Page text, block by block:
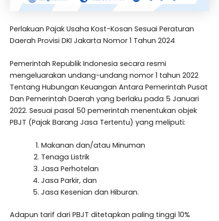
Perlakuan Pajak Usaha Kost-Kosan Sesuai Peraturan
Daerah Provisi DKI Jakarta Nomor 1 Tahun 2024
Pemerintah Republik Indonesia secara resmi
mengeluarakan undang-undang nomor 1 tahun 2022
Tentang Hubungan Keuangan Antara Pemerintah Pusat
Dan Pemerintah Daerah yang berlaku pada 5 Januari
2022. Sesuai pasal 50 pemerintah menentukan objek
PBJT (Pajak Barang Jasa Tertentu) yang meliputi:
Makanan dan/atau Minuman
Tenaga Listrik
Jasa Perhotelan
Jasa Parkir, dan
Jasa Kesenian dan Hiburan.
Adapun tarif dari PBJT ditetapkan paling tinggi 10%